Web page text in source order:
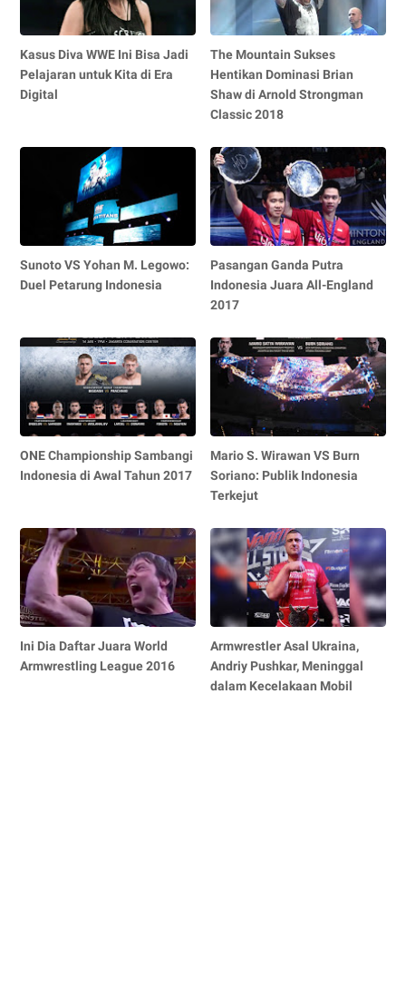
Kasus Diva WWE Ini Bisa Jadi
Pelajaran untuk Kita di Era
Digital
The Mountain Sukses
Hentikan Dominasi Brian
Shaw di Arnold Strongman
Classic 2018
Sunoto VS Yohan M. Legowo:
Duel Petarung Indonesia
Pasangan Ganda Putra
Indonesia Juara All-England
2017
ONE Championship Sambangi
Indonesia di Awal Tahun 2017
Mario S. Wirawan VS Burn
Soriano: Publik Indonesia
Terkejut
Ini Dia Daftar Juara World
Armwrestling League 2016
Armwrestler Asal Ukraina,
Andriy Pushkar, Meninggal
dalam Kecelakaan Mobil